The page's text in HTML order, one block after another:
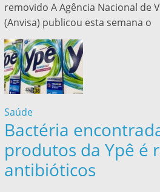
removido A Agência Nacional de
(Anvisa) publicou esta semana o
Saúde
Bactéria
produtos da Ypê é
antibióticos